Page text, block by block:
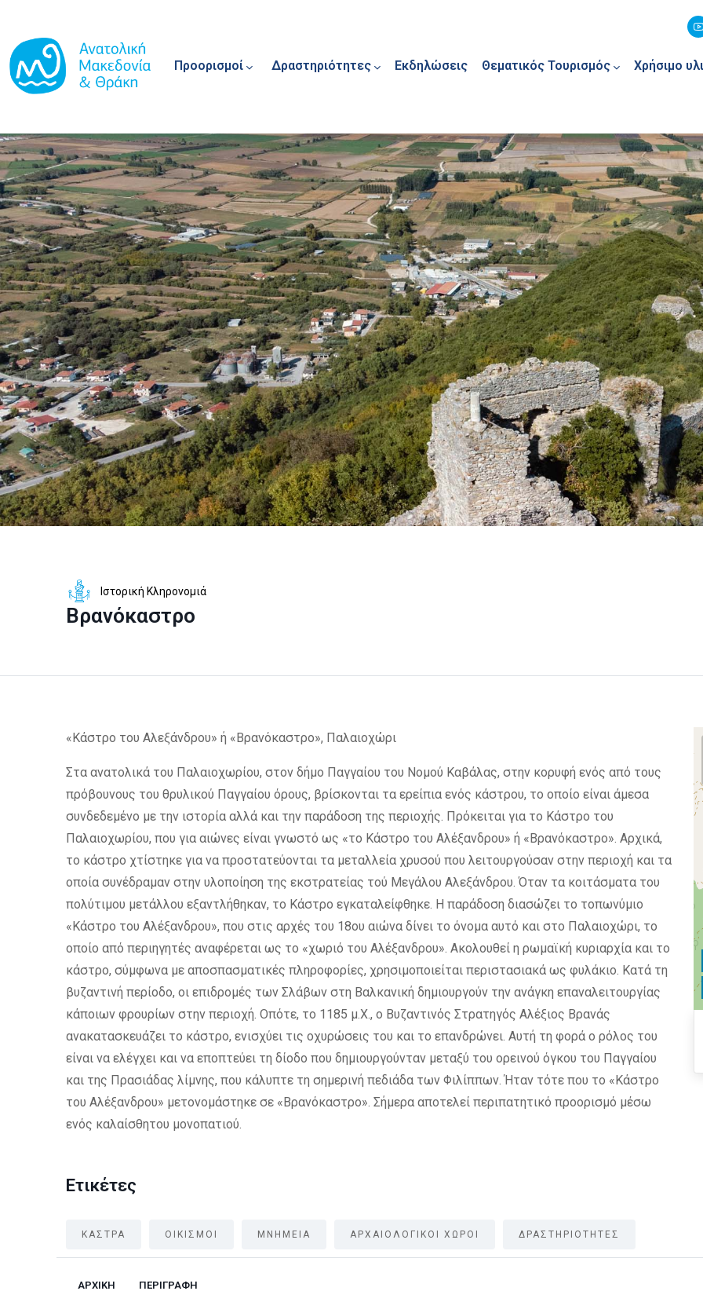
Προορισμοί Δραστηριότητες Εκδηλώσεις Θεματικός Τουρισμός Χρήσιμο
Ιστορική Κληρονομιά
Βρανόκαστρο
«Κάστρο του Αλεξάνδρου» ή «Βρανόκαστρο», Παλαιοχώρι
Στα ανατολικά του Παλαιοχωρίου, στον δήμο Παγγαίου του Νομού Καβάλας, στην κορυφή ενός από τους
πρόβουνους του θρυλικού Παγγαίου όρους, βρίσκονται τα ερείπια ενός κάστρου, το οποίο είναι άμεσα
συνδεδεμένο με την ιστορία αλλά και την παράδοση της περιοχής. Πρόκειται για το Κάστρο του
Παλαιοχωρίου, που για αιώνες είναι γνωστό ως «το Κάστρο του Αλέξανδρου» ή «Βρανόκαστρο». Αρχικά,
το κάστρο χτίστηκε για να προστατεύονται τα μεταλλεία χρυσού που λειτουργούσαν στην περιοχή και τα
οποία συνέδραμαν στην υλοποίηση της εκστρατείας τού Μεγάλου Αλεξάνδρου. Όταν τα κοιτάσματα του
πολύτιμου μετάλλου εξαντλήθηκαν, το Κάστρο εγκαταλείφθηκε. Η παράδοση διασώζει το τοπωνύμιο
«Κάστρο του Αλέξανδρου», που στις αρχές του 18ου αιώνα δίνει το όνομα αυτό και στο Παλαιοχώρι, το
οποίο από περιηγητές αναφέρεται ως το «χωριό του Αλέξανδρου». Ακολουθεί η ρωμαϊκή κυριαρχία και το
κάστρο, σύμφωνα με αποσπασματικές πληροφορίες, χρησιμοποιείται περιστασιακά ως φυλάκιο. Κατά τη
βυζαντινή περίοδο, οι επιδρομές των Σλάβων στη Βαλκανική δημιουργούν την ανάγκη επαναλειτουργίας
κάποιων φρουρίων στην περιοχή. Οπότε, το 1185 μ.Χ., ο Βυζαντινός Στρατηγός Αλέξιος Βρανάς
ανακατασκευάζει το κάστρο, ενισχύει τις οχυρώσεις του και το επανδρώνει. Αυτή τη φορά ο ρόλος του
είναι να ελέγχει και να εποπτεύει τη δίοδο που δημιουργούνταν μεταξύ του ορεινού όγκου του Παγγαίου
και της Πρασιάδας λίμνης, που κάλυπτε τη σημερινή πεδιάδα των Φιλίππων. Ήταν τότε που το «Κάστρο
του Αλέξανδρου» μετονομάστηκε σε «Βρανόκαστρο». Σήμερα αποτελεί περιπατητικό προορισμό μέσω
ενός καλαίσθητου μονοπατιού.
Ετικέτες
ΚΑΣΤΡΑ ΟΙΚΙΣΜΟΙ ΜΝΗΜΕΙΑ ΑΡΧΑΙΟΛΟΓΙΚΟΙ ΧΩΡΟΙ ΔΡΑΣΤΗΡΙΟΤΗΤΕΣ
ΑΡΧΙΚΗ ΠΕΡΙΓΡΑΦΗ